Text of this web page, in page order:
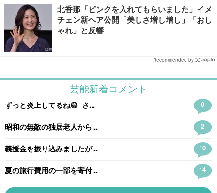
北香那「ピンクを入れてもらいました」イメ
チェン新ヘア公開「美しさ増し増し」「おし
ゃれ」と反響
Recommended by